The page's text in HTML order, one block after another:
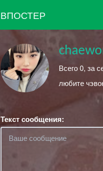
ВПОСТЕР
Всего 0, за
любите
Текст сообщения: